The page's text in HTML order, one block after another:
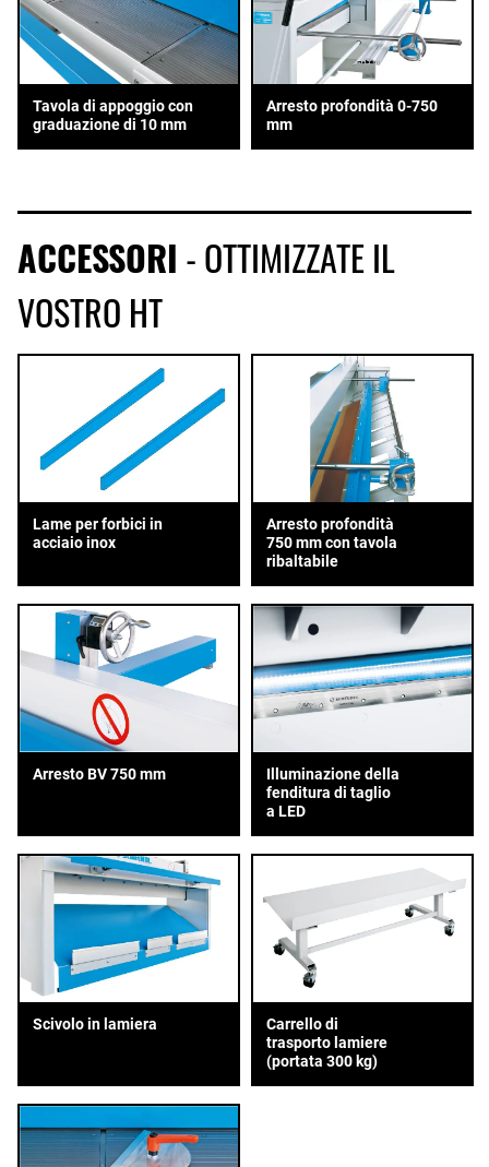
Tavola di appoggio con
graduazione di 10 mm
Arresto profondità 0-750
mm
ACCESSORI - OTTIMIZZATE IL
VOSTRO HT
Lame per forbici in
acciaio inox
Arresto profondità
750 mm con tavola
ribaltabile
Arresto BV 750 mm
Illuminazione della
fenditura di taglio
a LED
Scivolo in lamiera
Carrello di
trasporto lamiere
(portata 300 kg)